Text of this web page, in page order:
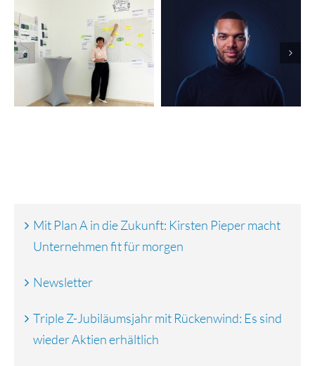
KI-gestützte
Kampagnen:
Nevolion
automatisiert
Marketing und
Vertrieb
Erfolgreiche
Finanzierungsrunde:
vGreens startet
globalen Rollout
Mit Plan A in die Zukunft: Kirsten Pieper macht
Unternehmen fit für morgen
Newsletter
Triple Z-Jubiläumsjahr mit Rückenwind: Es sind
wieder Aktien erhältlich